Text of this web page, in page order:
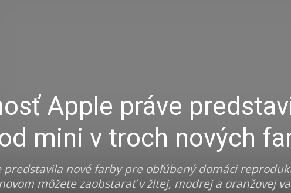
Apple práve
mini v troch nových
predstavila nové farby pre obľúbený domáci
môžete zaobstarať v žltej, modrej a oranžovej